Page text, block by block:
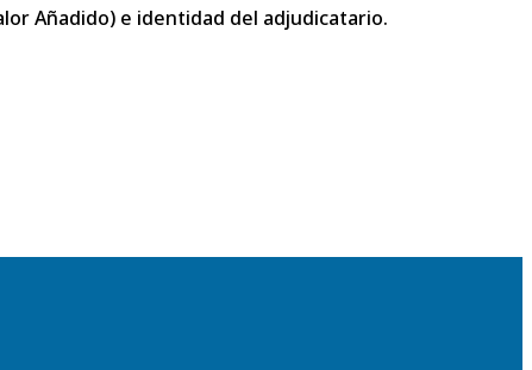
Añadido) e identidad del adjudicatario.